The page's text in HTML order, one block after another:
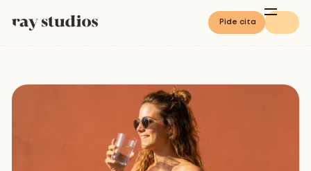
Pide cita